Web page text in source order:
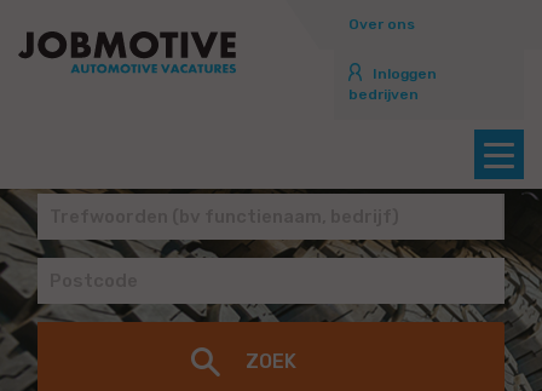
Over ons
Inloggen
bedrijven